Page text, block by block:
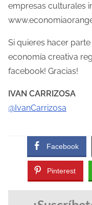
empresas culturales
Si quieres hacer
economía creativa
facebook! Gracias!
IVAN CARRIZOSA
@IvanCarrizosa
Facebook
Pinterest